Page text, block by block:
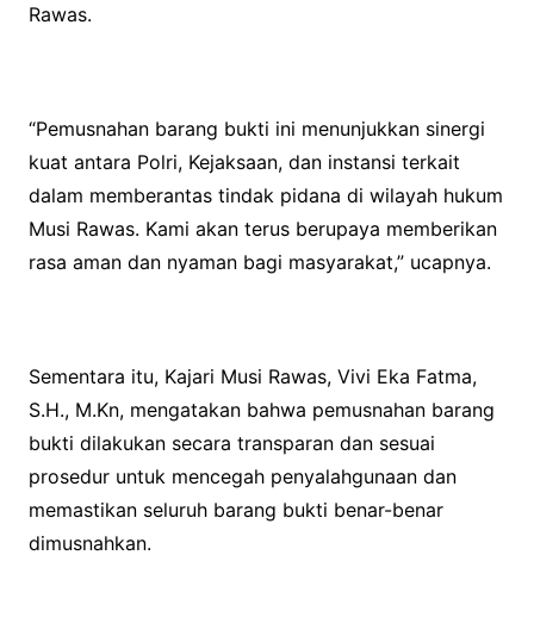
Rawas.
“Pemusnahan barang bukti ini menunjukkan sinergi
kuat antara Polri, Kejaksaan, dan instansi terkait
dalam memberantas tindak pidana di wilayah hukum
Musi Rawas. Kami akan terus berupaya memberikan
rasa aman dan nyaman bagi masyarakat,” ucapnya.
Sementara itu, Kajari Musi Rawas, Vivi Eka Fatma,
S.H., M.Kn, mengatakan bahwa pemusnahan barang
bukti dilakukan secara transparan dan sesuai
prosedur untuk mencegah penyalahgunaan dan
memastikan seluruh barang bukti benar-benar
dimusnahkan.